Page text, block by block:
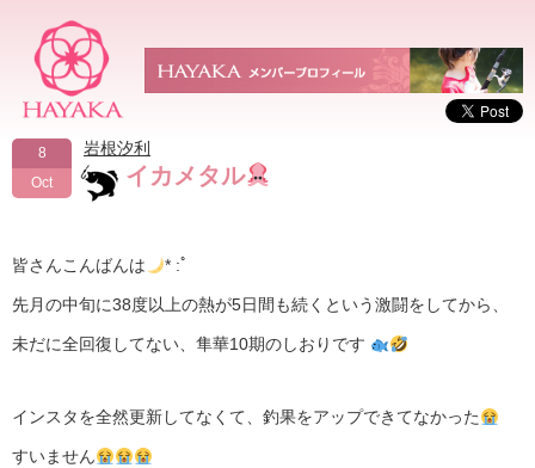
8
Oct
岩根汐利
イカメタル
皆さんこんばんは * :ﾟ
先月の中旬に38度以上の熱が5日間も続くという激闘をしてから、
未だに全回復してない、隼華10期のしおりです ‪
インスタを全然更新してなくて、釣果をアップできてなかった
すいません